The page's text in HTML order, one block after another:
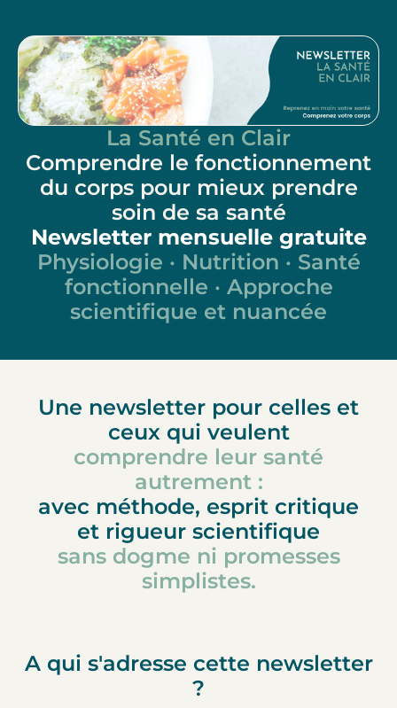
La Santé en Clair
Comprendre le fonctionnement
du corps pour mieux prendre
soin de sa santé
Newsletter mensuelle gratuite
Physiologie · Nutrition · Santé
fonctionnelle · Approche
scientifique et nuancée
Une newsletter pour celles et
ceux qui veulent
comprendre leur santé
autrement :
avec méthode, esprit critique
et rigueur scientifique
sans dogme ni promesses
simplistes.
A qui s'adresse cette newsletter
?